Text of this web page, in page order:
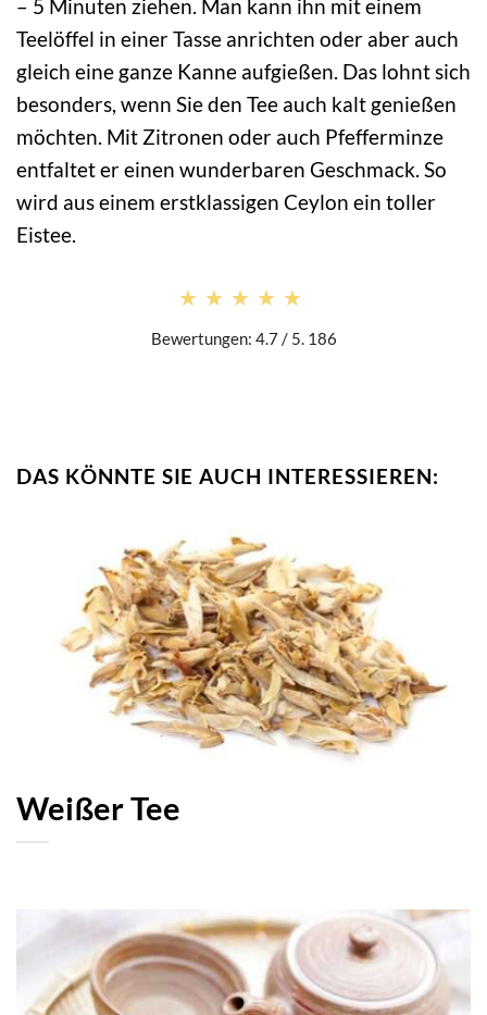
– 5 Minuten ziehen. Man kann ihn mit einem
Teelöffel in einer Tasse anrichten oder aber auch
gleich eine ganze Kanne aufgießen. Das lohnt sich
besonders, wenn Sie den Tee auch kalt genießen
möchten. Mit Zitronen oder auch Pfefferminze
entfaltet er einen wunderbaren Geschmack. So
wird aus einem erstklassigen Ceylon ein toller
Eistee.
★★★★★
★★★★★
Bewertungen: 4.7 / 5. 186
DAS KÖNNTE SIE AUCH INTERESSIEREN:
Weißer Tee